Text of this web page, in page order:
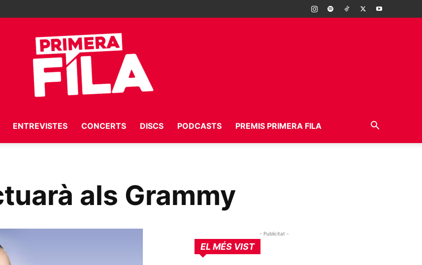
Fila
ENTREVISTES CONCERTS DISCS PODCASTS PREMIS PRIMERA FILA
als Grammy
- Publicitat -
EL MÉS VIST